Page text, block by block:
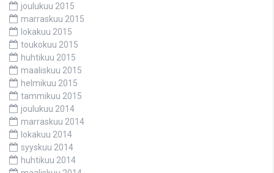
joulukuu 2015
marraskuu 2015
lokakuu 2015
toukokuu 2015
huhtikuu 2015
maaliskuu 2015
helmikuu 2015
tammikuu 2015
joulukuu 2014
marraskuu 2014
lokakuu 2014
syyskuu 2014
huhtikuu 2014